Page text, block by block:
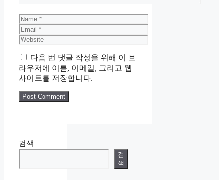
Name
Email
Website
다음 번 댓글 작성을 위해 이 브
라우저에 이름, 이메일, 그리고 웹
사이트를 저장합니다.
검색
검
색